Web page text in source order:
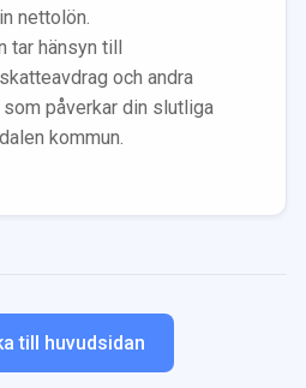
nettolön.
tar hänsyn till
och andra
påverkar din slutliga
kommun.
till huvudsidan